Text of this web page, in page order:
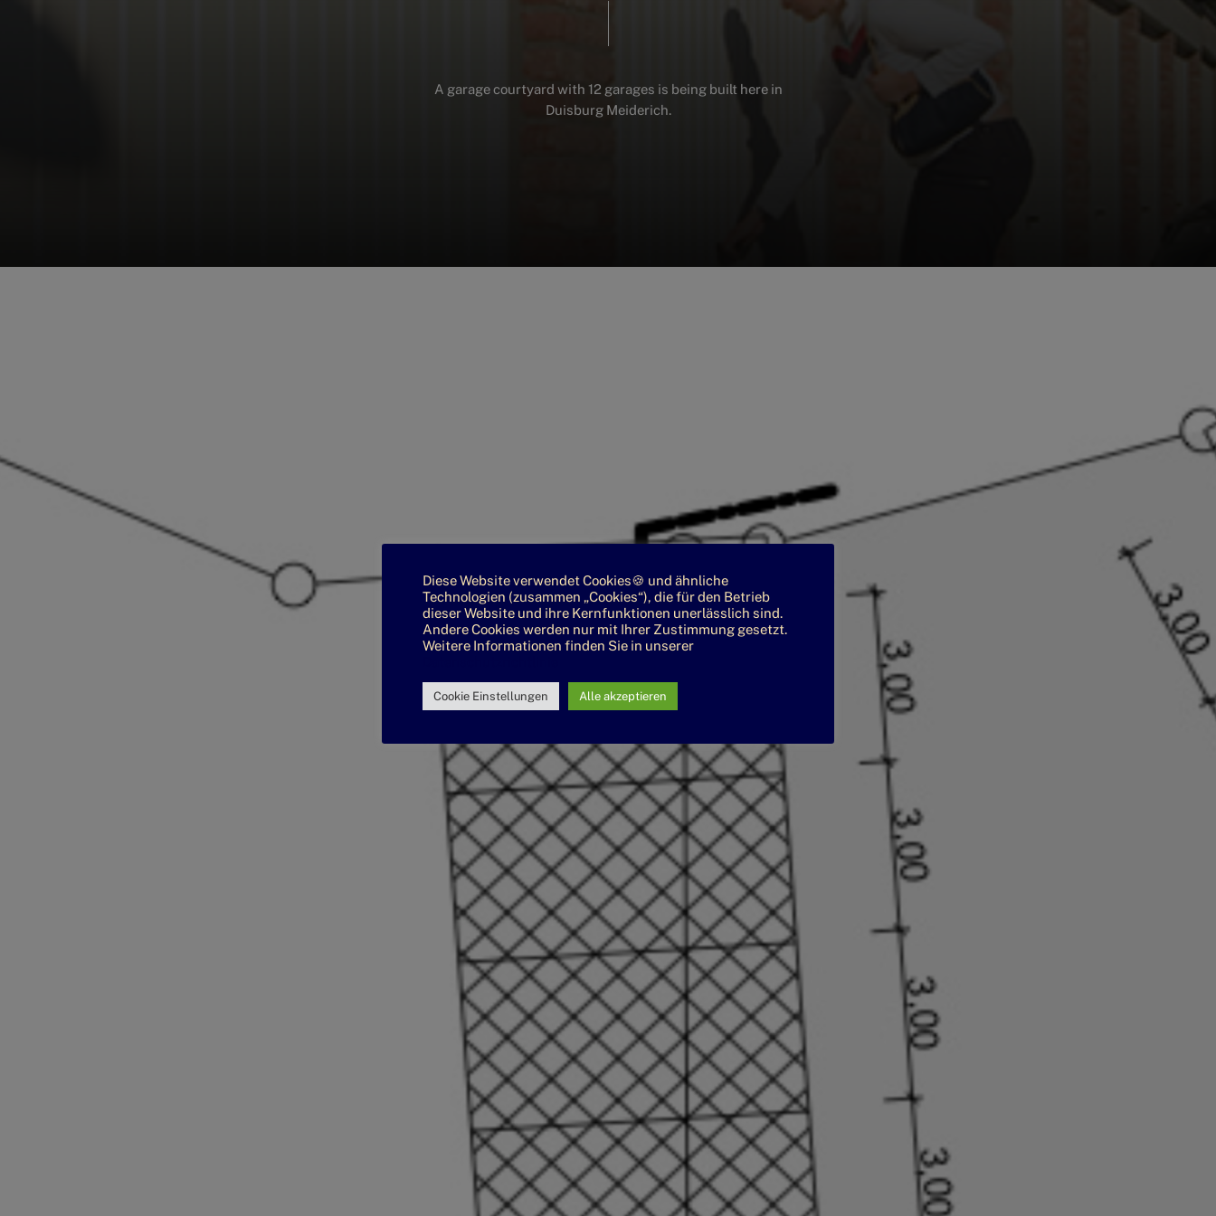
A garage courtyard with 12 garages is being built here in
Duisburg Meiderich.
Diese Website verwendet Cookies🍪 und ähnliche
Technologien (zusammen „Cookies“), die für den Betrieb
dieser Website und ihre Kernfunktionen unerlässlich sind.
Andere Cookies werden nur mit Ihrer Zustimmung gesetzt.
Weitere Informationen finden Sie in unserer
Cookie Einstellungen Alle akzeptieren